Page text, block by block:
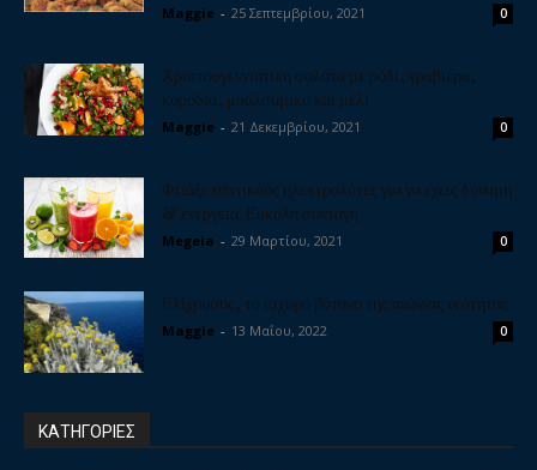
Maggie - 25 Σεπτεμβρίου, 2021 0
Χριστουγεννιάτικη σαλάτα με ρόδι, γραβιέρα,
καρύδια, μπαλσάμικο και μέλι
Maggie - 21 Δεκεμβρίου, 2021 0
Φτιάξε σπιτικούς ηλεκτρολύτες για να έχεις δύναμη
& ενέργεια. Εύκολη συνταγή
Megeia - 29 Μαρτίου, 2021 0
Ελίχρυσος, το ισχυρό βότανο της αιώνιας νεότητας
Maggie - 13 Μαΐου, 2022 0
ΚΑΤΗΓΟΡΙΕΣ